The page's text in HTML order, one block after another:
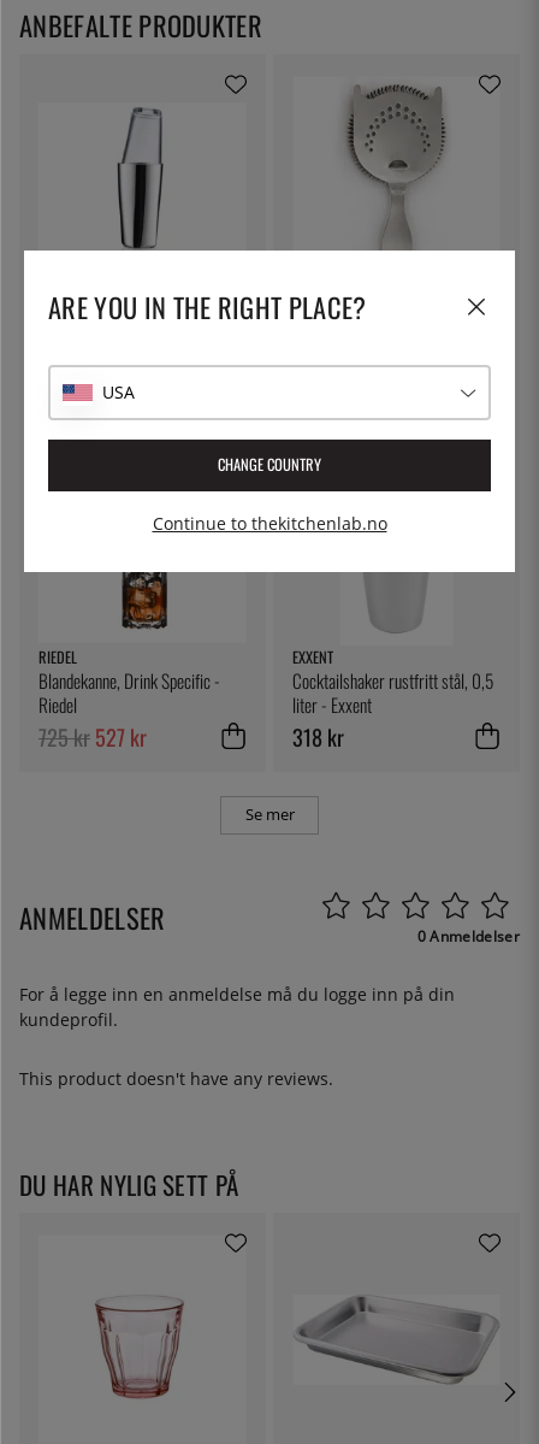
ZONE DENMARK
Boston Shaker tinn på glass -
499 kr
BONZER
Heritage, Hawthorne barsil med
209 kr
RIEDEL
Blandekanne, Drink Specific -
Riedel
725 kr527 kr
EXXENT
Cocktailshaker rustfritt stål, 0,5
liter - Exxent
318 kr
Se mer
ANBEFALTE PRODUKTER
ANMELDELSER 0 Anmeldelser
For å legge inn en anmeldelse må du logge inn på din
kundeprofil.
This product doesn't have any reviews.
DU HAR NYLIG SETT PÅ
ARE YOU IN THE RIGHT PLACE?
USA
CHANGE COUNTRY
Continue to thekitchenlab.no